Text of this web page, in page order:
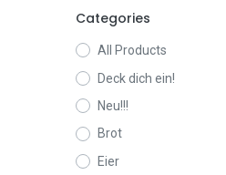
Categories
All Products
Deck dich ein!
Neu!!!
Brot
Eier